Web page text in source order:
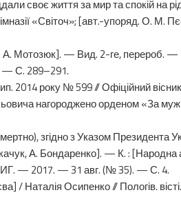
своє життя за мир та спокій на
«Світоч»; [авт.-упоряд. О. М.
А. Мотозюк]. — Вид. 2-ге, перероб.
— С. 289–291.
2014 року № 599 // Офіційний
наго­роджено орденом «За
згідно з Указом Прези­дента
А. Бон­даренко]. — К. :
— 2017. — 31 авг. (№ 35). — С. 4.
/ Наталія Осипенко // Пологів.